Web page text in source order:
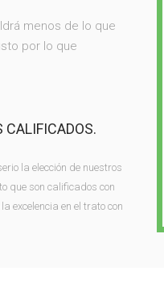
menos de lo que
por lo que
CALIFICADOS.
la elección de nuestros
que son calificados con
excelencia en el trato con